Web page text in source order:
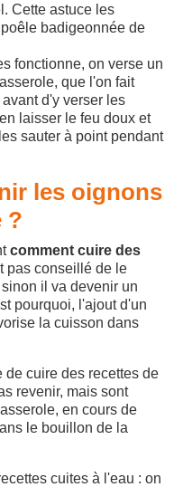
Cette astuce les
badigeonnée de
fonctionne, on verse un
que l'on fait
d'y verser les
laisser le feu doux et
sauter à point pendant
les oignons
?
comment cuire des
pas conseillé de le
il va devenir un
pourquoi, l'ajout d'un
la cuisson dans
de cuire des recettes de
revenir, mais sont
en cours de
le bouillon de la
cuites à l'eau : on